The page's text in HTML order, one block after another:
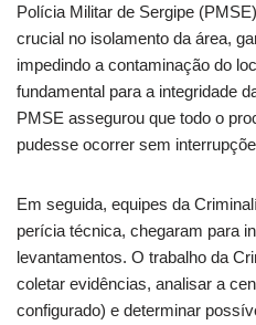
Polícia Militar de Sergipe
crucial no isolamento da área,
impedindo a contaminação do
fundamental para a integridade
PMSE assegurou que todo o
pudesse ocorrer sem
Em seguida, equipes da
perícia técnica, chegaram para
levantamentos. O trabalho da
coletar evidências, analisar a
configurado) e determinar